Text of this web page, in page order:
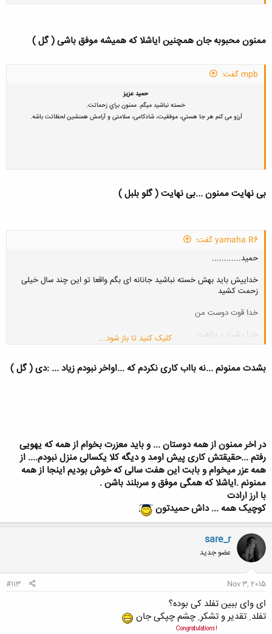
ممنون محبوبه جان همچنین ایاشلا که همیشه موفق باشی ( گل )
mpb گفت:
حمید عزیز
خسته نباشيد ميگم. ممنون براي زحماتت.
آرزو می کنم هر جا هستي، موفقیت، شادکامی، سلامتی و آرامش همنشین لحظاتت باشه.
بی نهایت ممنون ...بی نهایت ( گلو بلبل )
yamaha R6 گفت:
حمید............
خداییش باید بهش خسته نباشید جانانه ای بگم واقعا تو این چند سال خیلی
زحمت کشید
خدا قوت دوست من
خدا پشت و پناهت
کلیک کنید تا باز شود...
بشدت ممنونم ...نه بااب کاری نکردم که ...اواخر نبودم زیاد ... :دی ( گل )
در اخر ممنون از همه دوستان ... و باید معزرت بخوام از همه که یهویی
رفتم ...حقیقتش کاری پیش اومد و دیگه کلا یکسالی منزل نبودم.... از
همه عزر میخوام و بابت این هفت سالی که خوش بودیم اینجا از همه
ممنونم .ایاشلا که همگی موفق و سربلند باشن .
با ارز ارادت
کوچیک همه ... داش حمیدتون
sare_r
عضو جدید
Nov 3, 2015
#113
ای وای ببین تفلد کی بوده؟
تفلد ِ تقدیر و تشکر ِ چشم چپکی جان